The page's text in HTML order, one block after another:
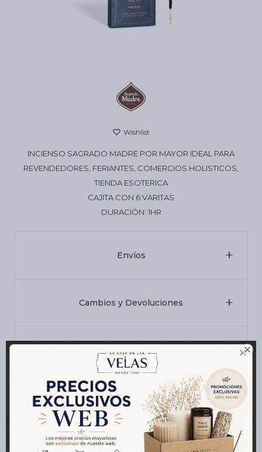

INCIENSO SAGRADO MADRE POR MAYOR IDEAL PARA
REVENDEDORES, FERIANTES, COMERCIOS HOLISTICOS,
TIENDA ESOTERICA
CAJITA CON 6 VARITAS
DURACIÓN: 1HR
Envíos
Cambios y Devoluciones
Medios de pago
Productos que te pueden interesar
Artículos Esotéricos